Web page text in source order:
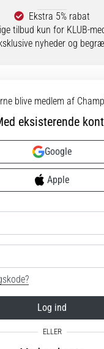
Ekstra 5% rabat
tilbud kun for KLUB-
nyheder og
blive medlem af
eksisterende
Google
Apple
Log ind